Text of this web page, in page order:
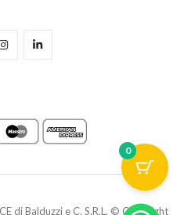
di Balduzzi e C. S.R.L. © Copyright
0